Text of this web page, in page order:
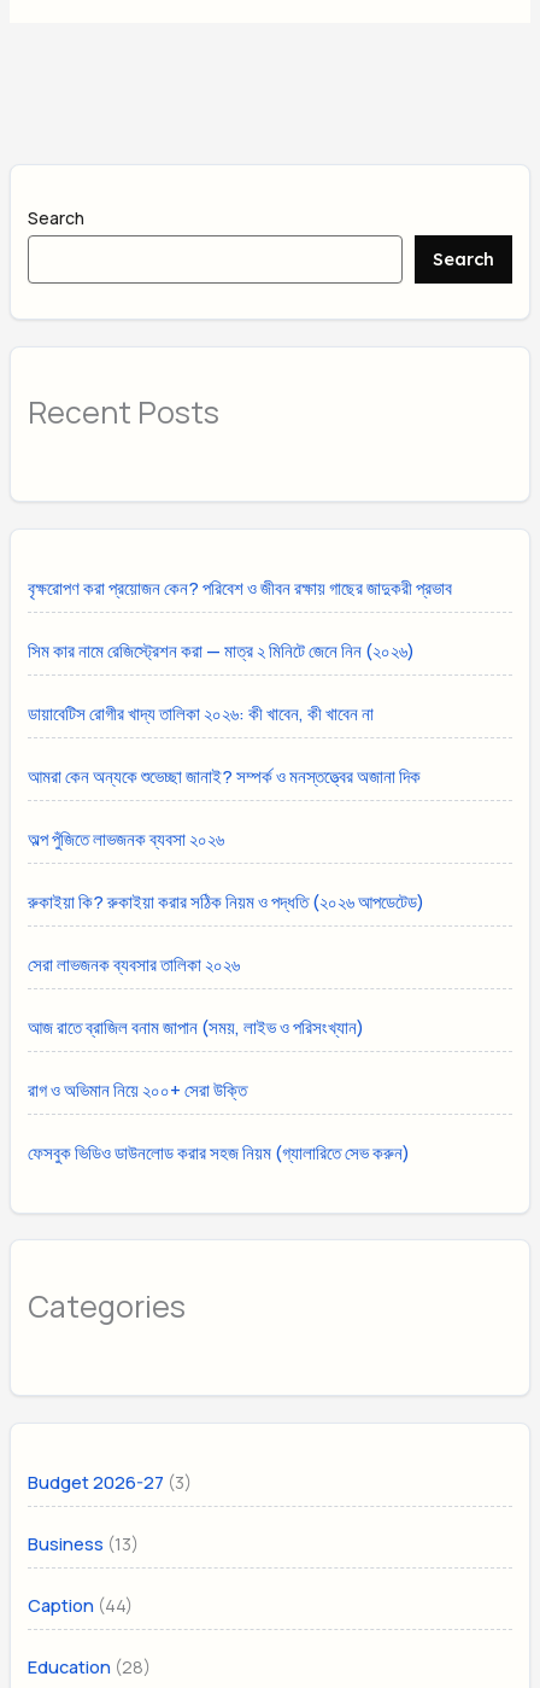
Search
Search
Recent Posts
বৃক্ষরোপণ করা প্রয়োজন কেন? পরিবেশ ও জীবন রক্ষায় গাছের জাদুকরী প্রভাব
সিম কার নামে রেজিস্ট্রেশন করা — মাত্র ২ মিনিটে জেনে নিন (২০২৬)
ডায়াবেটিস রোগীর খাদ্য তালিকা ২০২৬: কী খাবেন, কী খাবেন না
আমরা কেন অন্যকে শুভেচ্ছা জানাই? সম্পর্ক ও মনস্তত্ত্বের অজানা দিক
অল্প পুঁজিতে লাভজনক ব্যবসা ২০২৬
রুকাইয়া কি? রুকাইয়া করার সঠিক নিয়ম ও পদ্ধতি (২০২৬ আপডেটেড)
সেরা লাভজনক ব্যবসার তালিকা ২০২৬
আজ রাতে ব্রাজিল বনাম জাপান (সময়, লাইভ ও পরিসংখ্যান)
রাগ ও অভিমান নিয়ে ২০০+ সেরা উক্তি
ফেসবুক ভিডিও ডাউনলোড করার সহজ নিয়ম (গ্যালারিতে সেভ করুন)
Categories
Budget 2026-27 (3)
Business (13)
Caption (44)
Education (28)